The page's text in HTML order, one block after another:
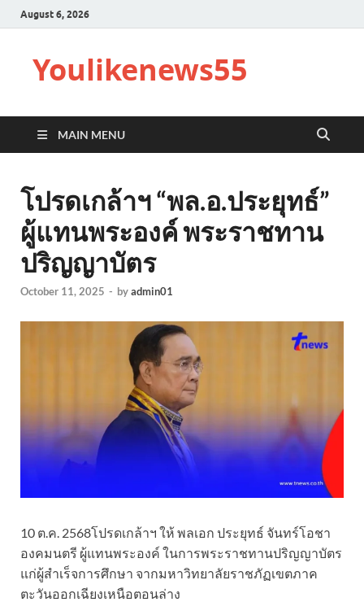
August 6, 2026
Youlikenews55
MAIN MENU
โปรดเกล้าฯ “พล.อ.ประยุทธ์”
ผู้แทนพระองค์ พระราชทาน
ปริญญาบัตร
October 11, 2025 - byadmin01
10 ต.ค. 2568โปรดเกล้าฯ ให้ พลเอก ประยุทธ์ จันทร์โอชา
องคมนตรี ผู้แทนพระองค์ ในการพระราชทานปริญญาบัตร
แก่ผู้สำเร็จการศึกษา จากมหาวิทยาลัยราชภัฏเขตภาค
ตะวันออกเฉียงเหนือตอนล่าง